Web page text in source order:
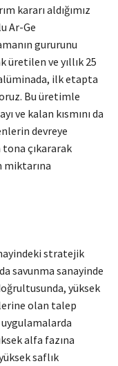
kararı aldığımız
Ar-Ge
gururunu
üretilen ve yıllık 25
ilk etapta
Bu üretimle
ve kalan kısmını da
devreye
çıkararak
miktarına
stratejik
savunma sanayinde
yüksek
olan talep
alfa fazına
saflık